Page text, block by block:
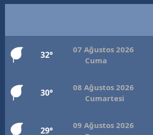
32°
07 Ağustos 2026
Cuma
30°
08 Ağustos 2026
Cumartesi
29°
09 Ağustos 2026